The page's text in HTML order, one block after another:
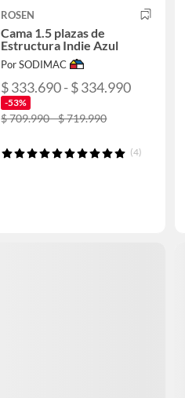
ROSEN
Cama 1.5 plazas de
Estructura Indie Azul
Por SODIMAC
$ 333.690 - $ 334.990
-53%
$ 709.990 - $ 719.990
(4)